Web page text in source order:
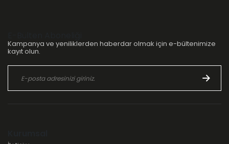
Kampanya ve yeniliklerden haberdar olmak için e-bültenimize
kayıt olun.